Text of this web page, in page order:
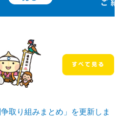
取り組みまとめ」を更新しま